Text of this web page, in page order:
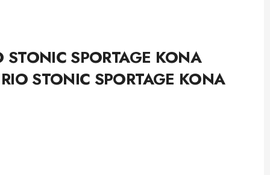
STONIC SPORTAGE KONA
STONIC SPORTAGE KONA